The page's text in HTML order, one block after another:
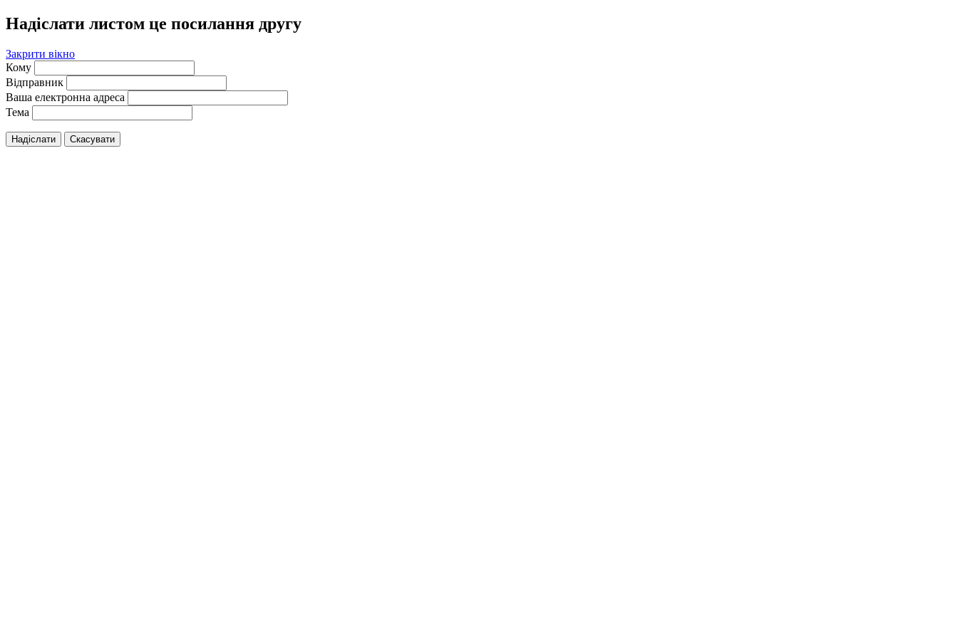
Надіслати листом це посилання другу
Закрити вікно
Кому
Відправник
Ваша електронна адреса
Тема
Надіслати Скасувати